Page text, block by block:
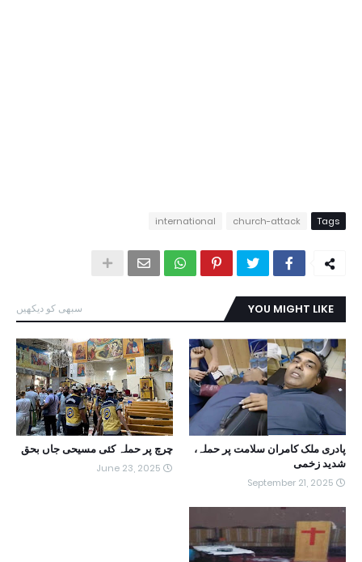
Tags
church-attack
international
YOU MIGHT LIKE سبھی کو دیکھیں
پادری ملک کامران سلامت پر حملہ،
شدید زخمی
September 21, 2025
چرچ پر حملہ کئی مسیحی جاں بحق
June 23, 2025